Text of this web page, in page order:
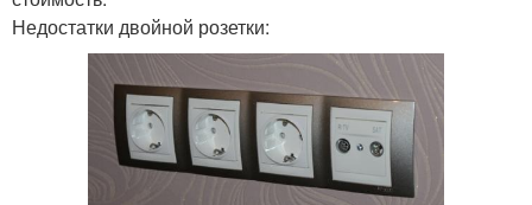
Недостатки двойной розетки: